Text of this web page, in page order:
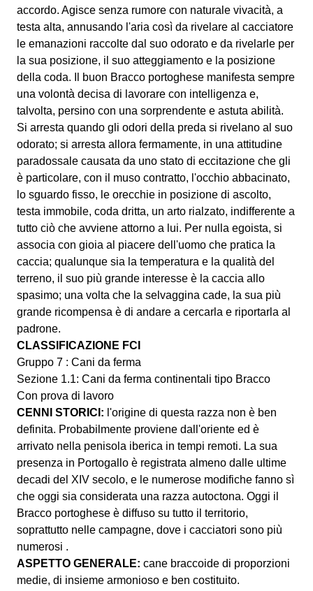
accordo. Agisce senza rumore con naturale vivacità, a
testa alta, annusando l'aria così da rivelare al cacciatore
le emanazioni raccolte dal suo odorato e da rivelarle per
la sua posizione, il suo atteggiamento e la posizione
della coda. Il buon Bracco portoghese manifesta sempre
una volontà decisa di lavorare con intelligenza e,
talvolta, persino con una sorprendente e astuta abilità.
Si arresta quando gli odori della preda si rivelano al suo
odorato; si arresta allora fermamente, in una attitudine
paradossale causata da uno stato di eccitazione che gli
è particolare, con il muso contratto, l'occhio abbacinato,
lo sguardo fisso, le orecchie in posizione di ascolto,
testa immobile, coda dritta, un arto rialzato, indifferente a
tutto ciò che avviene attorno a lui. Per nulla egoista, si
associa con gioia al piacere dell'uomo che pratica la
caccia; qualunque sia la temperatura e la qualità del
terreno, il suo più grande interesse è la caccia allo
spasimo; una volta che la selvaggina cade, la sua più
grande ricompensa è di andare a cercarla e riportarla al
padrone.
CLASSIFICAZIONE FCI
Gruppo 7 : Cani da ferma
Sezione 1.1: Cani da ferma continentali tipo Bracco
Con prova di lavoro
CENNI STORICI: l'origine di questa razza non è ben
definita. Probabilmente proviene dall'oriente ed è
arrivato nella penisola iberica in tempi remoti. La sua
presenza in Portogallo è registrata almeno dalle ultime
decadi del XIV secolo, e le numerose modifiche fanno sì
che oggi sia considerata una razza autoctona. Oggi il
Bracco portoghese è diffuso su tutto il territorio,
soprattutto nelle campagne, dove i cacciatori sono più
numerosi .
ASPETTO GENERALE: cane braccoide di proporzioni
medie, di insieme armonioso e ben costituito.